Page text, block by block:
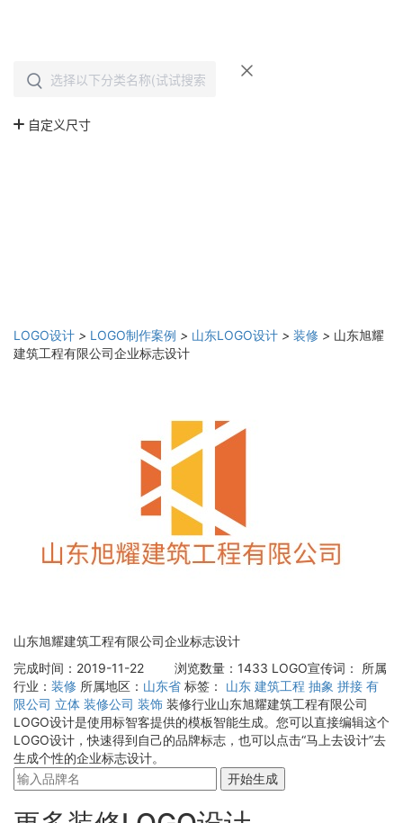
LOGO设计 > LOGO制作案例 > 山东LOGO设计 > 装修 > 山东旭耀
建筑工程有限公司企业标志设计
山东旭耀建筑工程有限公司企业标志设计
完成时间：2019-11-22
浏览数量：1433 LOGO宣传词：
所属
行业： 装修 所属地区： 山东省 标签： 山东 建筑工程 抽象 拼接 有
限公司 立体 装修公司 装饰 装修行业山东旭耀建筑工程有限公司
LOGO设计是使用标智客提供的模板智能生成。您可以直接编辑这个
LOGO设计，快速得到自己的品牌标志，也可以点击“马上去设计”去
生成个性的企业标志设计。
开始生成